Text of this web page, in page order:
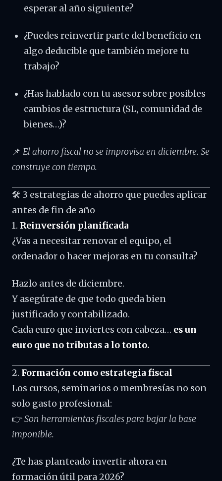
esperar al año siguiente?
¿Puedes reinvertir parte del beneficio en
algo deducible que también mejore tu
trabajo?
¿Has hablado con tu asesor sobre posibles
cambios de estructura (SL, comunidad de
bienes…)?
📌 El ahorro fiscal no se improvisa en diciembre. Se
construye con tiempo.
🛠️ 3 estrategias de ahorro que puedes aplicar
antes de fin de año
1. Reinversión planificada
¿Vas a necesitar renovar el equipo, el
ordenador o hacer mejoras en tu consulta?
Hazlo antes de diciembre.
Y asegúrate de que todo queda bien
justificado y contabilizado.
Cada euro que inviertes con cabeza… es un
euro que no tributas a lo tonto.
2. Formación como estrategia fiscal
Los cursos, seminarios o membresías no son
solo gasto profesional:
👉Son herramientas fiscales para bajar la base
imponible.
¿Te has planteado invertir ahora en
formación útil para 2026?